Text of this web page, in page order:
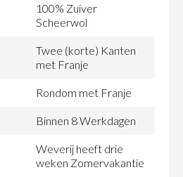
100% Zuiver
Scheerwol
Twee (korte) Kanten
met Franje
Rondom met Franje
Binnen 8 Werkdagen
Weverij heeft drie
weken Zomervakantie